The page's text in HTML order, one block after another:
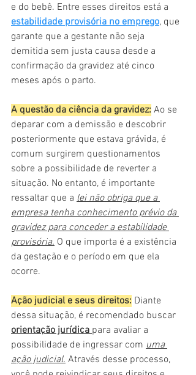
e do bebê. Entre esses direitos está a
estabilidade provisória no emprego, que
garante que a gestante não seja
demitida sem justa causa desde a
confirmação da gravidez até cinco
meses após o parto.
A questão da ciência da gravidez: Ao se
deparar com a demissão e descobrir
posteriormente que estava grávida, é
comum surgirem questionamentos
sobre a possibilidade de reverter a
situação. No entanto, é importante
ressaltar que a lei não obriga que a
empresa tenha conhecimento prévio da
gravidez para conceder a estabilidade
provisória. O que importa é a existência
da gestação e o período em que ela
ocorre.
Ação judicial e seus direitos: Diante
dessa situação, é recomendado buscar
orientação jurídica para avaliar a
possibilidade de ingressar com uma
ação judicial. Através desse processo,